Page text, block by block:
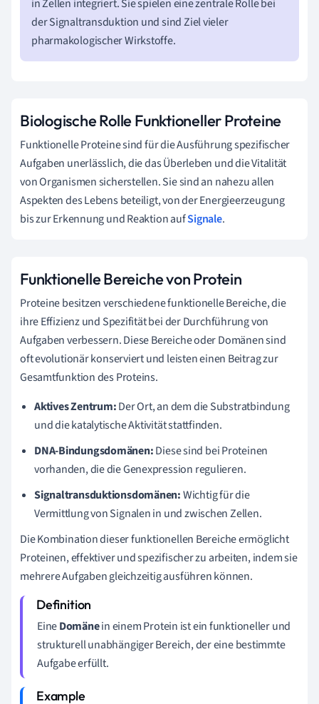
in Zellen integriert. Sie spielen eine zentrale Rolle bei
der Signaltransduktion und sind Ziel vieler
pharmakologischer Wirkstoffe.
Biologische Rolle Funktioneller Proteine
Funktionelle Proteine sind für die Ausführung spezifischer
Aufgaben unerlässlich, die das Überleben und die Vitalität
von Organismen sicherstellen. Sie sind an nahezu allen
Aspekten des Lebens beteiligt, von der Energieerzeugung
bis zur Erkennung und Reaktion aufSignale.
Funktionelle Bereiche von Protein
Proteine besitzen verschiedene funktionelle Bereiche, die
ihre Effizienz und Spezifität bei der Durchführung von
Aufgaben verbessern. Diese Bereiche oder Domänen sind
oft evolutionär konserviert und leisten einen Beitrag zur
Gesamtfunktion des Proteins.
Aktives Zentrum:Der Ort, an dem die Substratbindung
und die katalytische Aktivität stattfinden.
DNA-Bindungsdomänen:Diese sind bei Proteinen
vorhanden, die die Genexpression regulieren.
Signaltransduktionsdomänen:Wichtig für die
Vermittlung von Signalen in und zwischen Zellen.
Die Kombination dieser funktionellen Bereiche ermöglicht
Proteinen, effektiver und spezifischer zu arbeiten, indem sie
mehrere Aufgaben gleichzeitig ausführen können.
EineDomänein einem Protein ist ein funktioneller und
strukturell unabhängiger Bereich, der eine bestimmte
Aufgabe erfüllt.